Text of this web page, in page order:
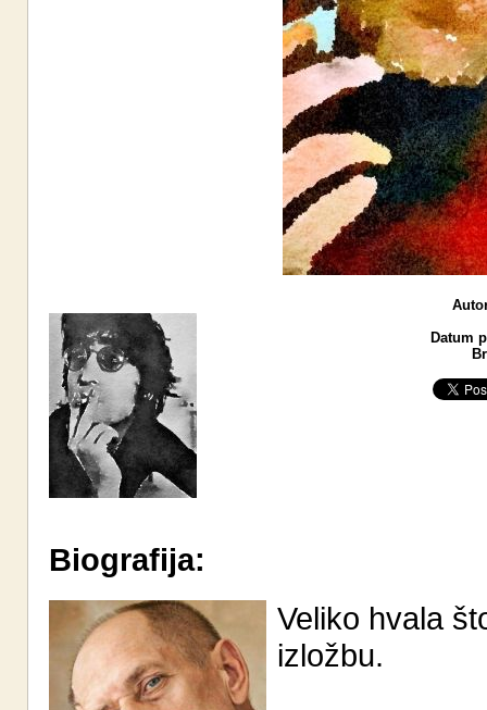
Datum
Biografija:
Veliko hvala
izložbu.